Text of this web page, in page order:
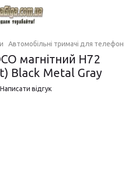
Автомобільні тримачі для
магнітний H72
Black Metal Gray
Написати відгук